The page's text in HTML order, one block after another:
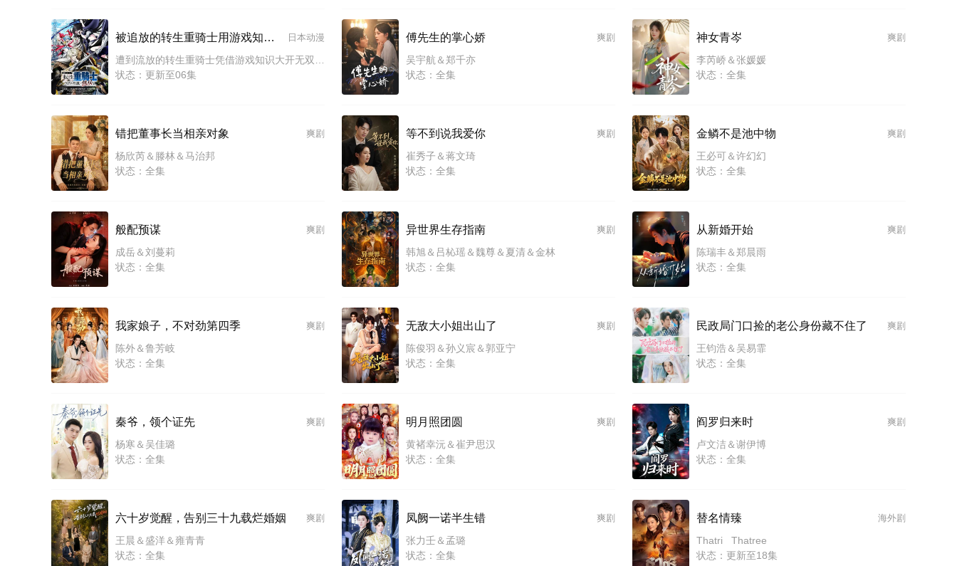
日本动漫
被追放的转生重骑士用游戏知识开无双
状态：更新至06集
爽剧
傅先生的掌心娇
吴宇航＆郑千亦
状态：全集
爽剧
神女青岑
李芮峤＆张媛媛
状态：全集
爽剧
错把董事长当相亲对象
杨欣芮＆滕林＆马治邦
状态：全集
爽剧
等不到说我爱你
崔秀子＆蒋文琦
状态：全集
爽剧
金鳞不是池中物
王必可＆许幻幻
状态：全集
爽剧
般配预谋
成岳＆刘蔓莉
状态：全集
爽剧
异世界生存指南
韩旭＆吕杺瑶＆魏尊＆夏清＆金林
状态：全集
爽剧
从新婚开始
陈瑞丰＆郑晨雨
状态：全集
爽剧
我家娘子，不对劲第四季
陈外＆鲁芳岐
状态：全集
爽剧
无敌大小姐出山了
陈俊羽＆孙义宸＆郭亚宁
状态：全集
爽剧
民政局门口捡的老公身份藏不住了
王钧浩＆吴易霏
状态：全集
爽剧
秦爷，领个证先
杨寒＆吴佳璐
状态：全集
爽剧
明月照团圆
黄褚幸沅＆崔尹思汉
状态：全集
爽剧
阎罗归来时
卢文洁＆谢伊博
状态：全集
爽剧
六十岁觉醒，告别三十九载烂婚姻
王晨＆盛洋＆雍青青
状态：全集
爽剧
凤阙一诺半生错
张力壬＆孟璐
状态：全集
海外剧
替名情臻
Thatri Thatree
状态：更新至18集